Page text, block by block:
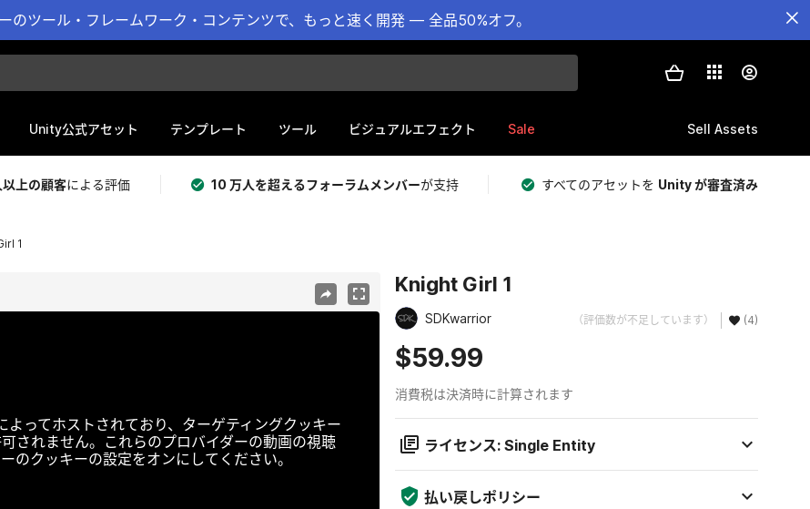
のツール・フレームワーク・コンテンツで、もっと速く開発 — 全品50%オフ。
Unity公式アセット テンプレート ツール ビジュアルエフェクト Sale Sell Assets
上の顧客による評価 10 万人を超えるフォーラムメンバーが支持 すべてのアセットを Unity が審査済み
1
ってホストされており、ターゲティングクッキー
されません。これらのプロバイダーの動画の視聴
のクッキーの設定をオンにしてください。
Knight Girl 1
SDKwarrior （評価数が不足しています） (4)
$59.99
消費税は決済時に計算されます
ライセンス: Single Entity
払い戻しポリシー